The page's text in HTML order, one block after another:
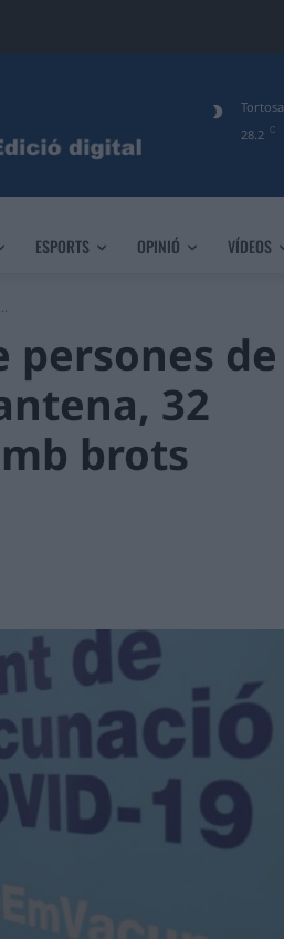
28.2 C
Tortosa
ESPORTS OPINIÓ VÍDEOS
persones de
32
brots